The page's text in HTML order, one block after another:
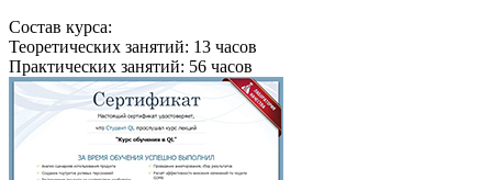
Состав курса:
Теоретических занятий: 13 часов
Практических занятий: 56 часов